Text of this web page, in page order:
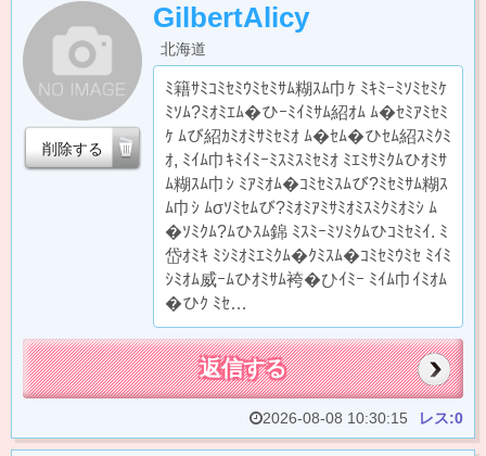
GilbertAlicy
北海道
ﾐ籍ｻﾐｺﾐｾﾐｳﾐｾﾐｻﾑ糊ｽﾑ巾ｹ ﾐｷﾐｰﾐｿﾐｾﾐｹ
ﾐｿﾑ?ﾐｵﾐｴﾑ�ひｰﾐｲﾐｻﾑ紹ｵﾑ ﾑ�ｾﾐｱﾐｾﾐ
ｹ ﾑび紹ｶﾐｵﾐｻﾐｾﾐｵ ﾑ�ｾﾑ�ひｾﾑ紹ｽﾐｸﾐ
ｵ, ﾐｲﾑ巾ｷﾐｲﾐｰﾐｽﾐｽﾐｾﾐｵ ﾐｴﾐｻﾐｸﾑひｵﾐｻ
ﾑ糊ｽﾑ巾ｼ ﾐｱﾐｵﾑ�ｺﾐｾﾐｽﾑび?ﾐｾﾐｻﾑ糊ｽ
ﾑ巾ｼ ﾑσｿﾐｾﾑび?ﾐｵﾐｱﾐｻﾐｵﾐｽﾐｸﾐｵﾐｼ ﾑ
�ｿﾐｸﾑ?ﾑひｽﾑ錦 ﾐｽﾐｰﾐｿﾐｸﾑひｺﾐｾﾐｲ. ﾐ
岱ｵﾐｷ ﾐｼﾐｵﾐｴﾐｸﾑ�ｸﾐｽﾑ�ｺﾐｾﾐｳﾐｾ ﾐｲﾐ
ｼﾐｵﾑ威ｰﾑひｵﾐｻﾑ袴�ひｲﾐｰ ﾐｲﾑ巾ｲﾐｵﾑ
�ひｸ ﾐｾ…
削除する
返信する
2026-08-08 10:30:15 レス:0